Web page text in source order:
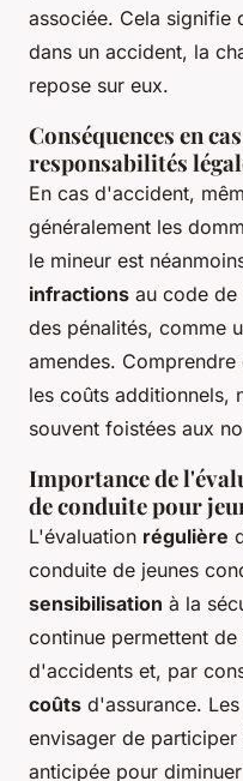
associée. Cela signifie
dans un accident, la
repose sur eux.
Conséquences en
responsabilités
En cas d'accident,
généralement les
le mineur est
infractions au code de
des pénalités, comme
amendes.
les coûts additionnels,
souvent foistées aux
Importance de
de conduite pour
L'évaluation régulière
conduite de jeunes
sensibilisation à la
continue permettent
d'accidents et, par
coûts d'assurance.
envisager de
anticipée pour